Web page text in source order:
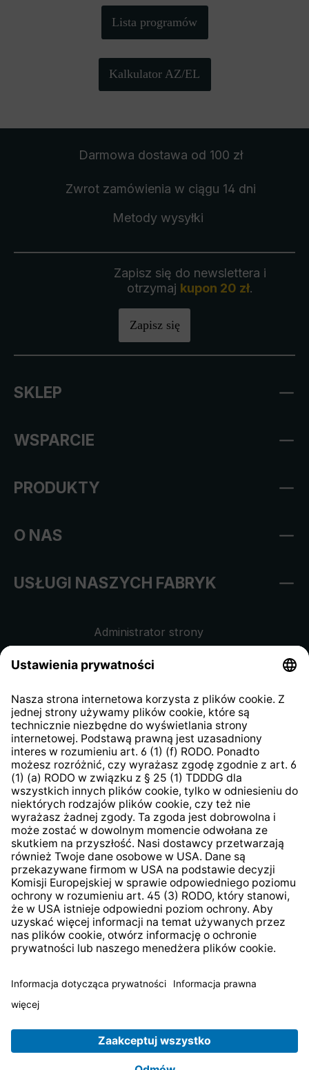
Lista programów
Kalkulator AZ/EL
Darmowa dostawa od 100 zł
Zwrot zamówienia w ciągu 14 dni
Metody wysyłki
Zapisz się do newslettera i
otrzymaj kupon 20 zł.
Zapisz się
SKLEP
WSPARCIE
PRODUKTY
O NAS
USŁUGI NASZYCH FABRYK
Administrator strony
kontrahentów
Klauzula informacyjna strony
internetowej
Strategia podatkowa
System zgłaszania nieprawidłowości
* Wszystkie ceny zawierają podatek VAT pluskoszty
TechniSat jest firmą należącą do FundacjiLEPPER Stiftung